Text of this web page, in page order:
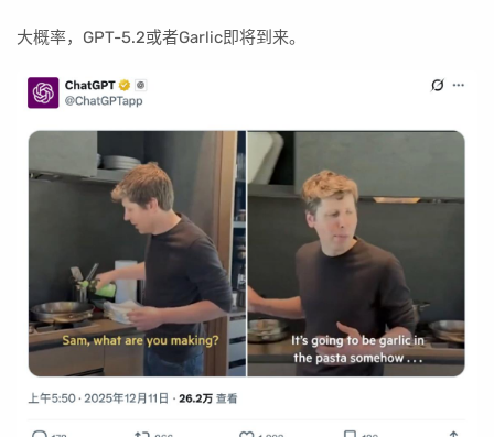
大概率，GPT-5.2或者Garlic即将到来。